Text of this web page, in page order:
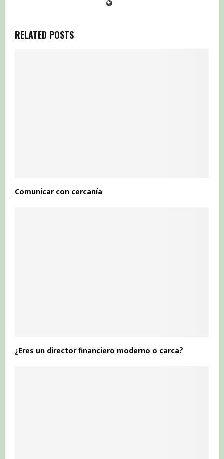
RELATED POSTS
Comunicar con cercanía
¿Eres un director financiero moderno o carca?